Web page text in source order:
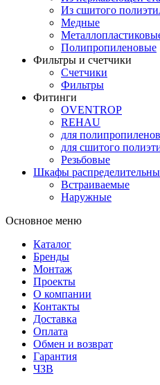
Из сшитого
Медные
Полипропиленовые
Фильтры и счетчики
Счетчики
Фильтры
Фитинги
OVENTROP
REHAU
для
для сшитого
Резьбовые
Шкафы
Встраиваемые
Наружные
Основное меню
Каталог
Бренды
Монтаж
Проекты
О компании
Контакты
Доставка
Оплата
Обмен и возврат
Гарантия
ЧЗВ